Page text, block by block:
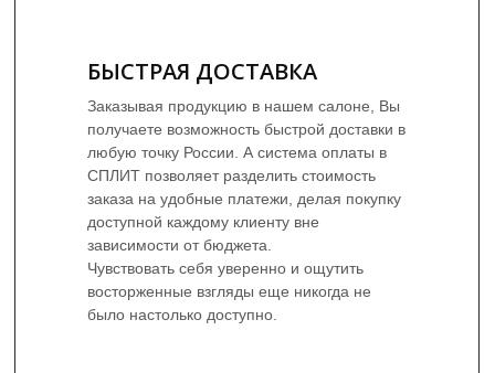
Заказывая продукцию в нашем салоне, Вы
получаете возможность быстрой доставки в
любую точку России. А система оплаты в
СПЛИТ позволяет разделить стоимость
заказа на удобные платежи, делая покупку
доступной каждому клиенту вне
зависимости от бюджета.
Чувствовать себя уверенно и ощутить
восторженные взгляды еще никогда не
было настолько доступно.
БЫСТРАЯ ДОСТАВКА